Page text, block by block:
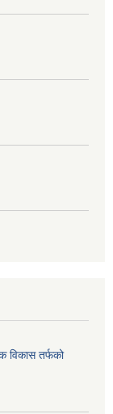
तर्फको